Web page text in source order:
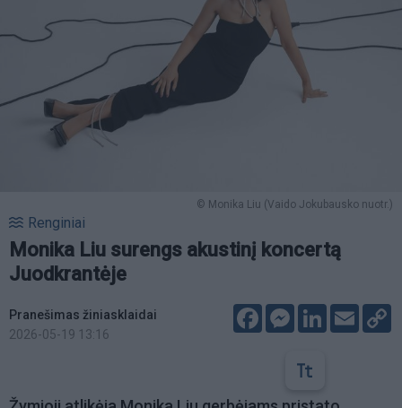
© Monika Liu (Vaido Jokubausko nuotr.)
Renginiai
Monika Liu surengs akustinį koncertą
Juodkrantėje
Pranešimas žiniasklaidai
2026-05-19 13:16
FacebookMessenger
LinkedIn
Email